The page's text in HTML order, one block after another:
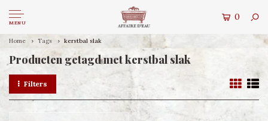
MENU
0
Home Tags kerstbal slak
Producten getagd met kerstbal slak
Filters